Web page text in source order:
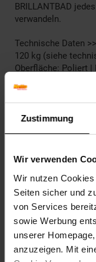
Zustimmung
Wir verwenden
Wir nutzen
Seiten sicher und
von Services
sowie Werbung
unserer
anzuzeigen. Mit
BRILLANTBAD
verwandeln.
Technische Daten
120 kg (siehe
Oberfläche: Poliert
zum Kleben
bestellen oder im
Kleben" bitte
auch den Montage
Artikelnummer:
EAN:
Artikel gehört zur